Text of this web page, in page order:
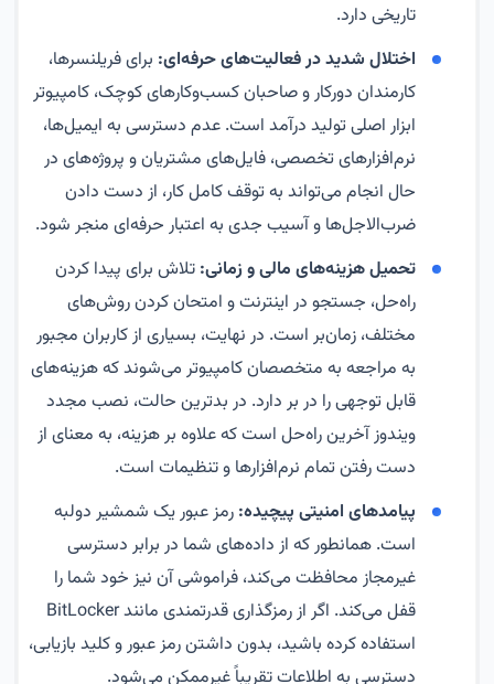
تاریخی دارد.
اختلال شدید در فعالیت‌های حرفه‌ای: برای فریلنسرها،
کارمندان دورکار و صاحبان کسب‌وکارهای کوچک، کامپیوتر
ابزار اصلی تولید درآمد است. عدم دسترسی به ایمیل‌ها،
نرم‌افزارهای تخصصی، فایل‌های مشتریان و پروژه‌های در
حال انجام می‌تواند به توقف کامل کار، از دست دادن
ضرب‌الاجل‌ها و آسیب جدی به اعتبار حرفه‌ای منجر شود.
تحمیل هزینه‌های مالی و زمانی: تلاش برای پیدا کردن
راه‌حل، جستجو در اینترنت و امتحان کردن روش‌های
مختلف، زمان‌بر است. در نهایت، بسیاری از کاربران مجبور
به مراجعه به متخصصان کامپيوتر می‌شوند که هزینه‌های
قابل توجهی را در بر دارد. در بدترین حالت، نصب مجدد
ویندوز آخرین راه‌حل است که علاوه بر هزینه، به معنای از
دست رفتن تمام نرم‌افزارها و تنظیمات است.
پیامدهای امنیتی پیچیده: رمز عبور یک شمشیر دولبه
است. همانطور که از داده‌های شما در برابر دسترسی
غیرمجاز محافظت می‌کند، فراموشی آن نیز خود شما را
قفل می‌کند. اگر از رمزگذاری قدرتمندی مانند BitLocker
استفاده کرده باشید، بدون داشتن رمز عبور و کلید بازیابی،
دسترسی به اطلاعات تقریباً غیرممکن می‌شود.